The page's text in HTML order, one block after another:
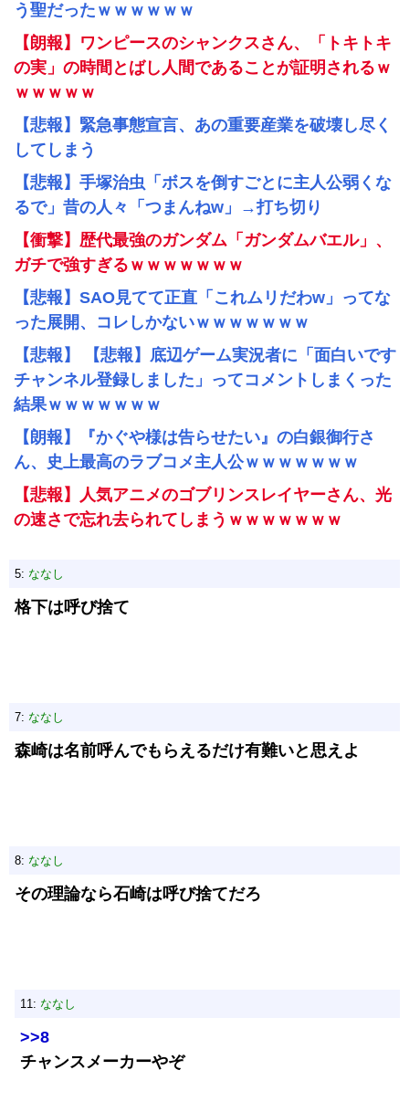
う聖だったｗｗｗｗｗｗ
【朗報】ワンピースのシャンクスさん、「トキトキ
の実」の時間とばし人間であることが証明されるｗ
ｗｗｗｗｗ
【悲報】緊急事態宣言、あの重要産業を破壊し尽く
してしまう
【悲報】手塚治虫「ボスを倒すごとに主人公弱くな
るで」昔の人々「つまんねw」→打ち切り
【衝撃】歴代最強のガンダム「ガンダムバエル」、
ガチで強すぎるｗｗｗｗｗｗｗ
【悲報】SAO見てて正直「これムリだわw」ってな
った展開、コレしかないｗｗｗｗｗｗｗ
【悲報】 【悲報】底辺ゲーム実況者に「面白いです
チャンネル登録しました」ってコメントしまくった
結果ｗｗｗｗｗｗｗ
【朗報】『かぐや様は告らせたい』の白銀御行さ
ん、史上最高のラブコメ主人公ｗｗｗｗｗｗｗ
【悲報】人気アニメのゴブリンスレイヤーさん、光
の速さで忘れ去られてしまうｗｗｗｗｗｗｗ
5: ななし
格下は呼び捨て
7: ななし
森崎は名前呼んでもらえるだけ有難いと思えよ
8: ななし
その理論なら石崎は呼び捨てだろ
11: ななし
>>8
チャンスメーカーやぞ